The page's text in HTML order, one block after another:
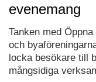
evenemang
Tanken med
och
locka besökare till
mångsidiga